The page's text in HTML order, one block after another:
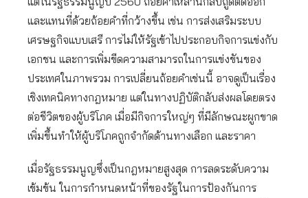
และแทนที่ด้วยถ้อยคำที่กว้างขึ้น เช่น การส่งเสริมระบบ
เศรษฐกิจแบบเสรี การไม่ให้รัฐเข้าไปประกอบกิจการแข่งกับ
เอกชน และการเพิ่มขีดความสามารถในการแข่งขันของ
ประเทศในภาพรวม การเปลี่ยนถ้อยคำเช่นนี้ อาจดูเป็นเรื่อง
เชิงเทคนิคทางกฎหมาย แต่ในทางปฏิบัติกลับส่งผลโดยตรง
ต่อชีวิตของผู้บริโภค เมื่อมีกิจการใหญ่ๆ ที่มีลักษณะผูกขาด
เพิ่มขึ้นทำให้ผู้บริโภคถูกจำกัดด้านทางเลือก และราคา
เมื่อรัฐธรรมนูญซึ่งเป็นกฎหมายสูงสุด การลดระดับความ
เข้มข้น ในการกำหนดหน้าที่ของรัฐในการป้องกันการ